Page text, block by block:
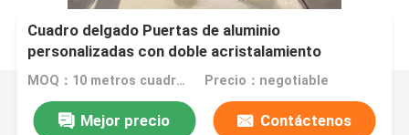
Cuadro delgado Puertas de aluminio
personalizadas con doble acristalamiento
Moderno
MOQ：10 metros cuadrados Precio：negotiable
Mejor precio Contáctenos